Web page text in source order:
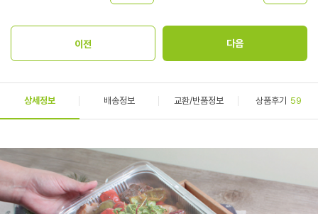
상세정보 배송정보 교환/반품정보 상품후기 59